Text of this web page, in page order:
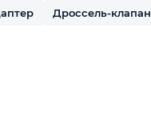
Дроссель-клапан